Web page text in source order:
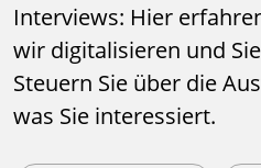
Interviews: Hier
wir digitalisieren und
Steuern Sie über die
was Sie interessiert.